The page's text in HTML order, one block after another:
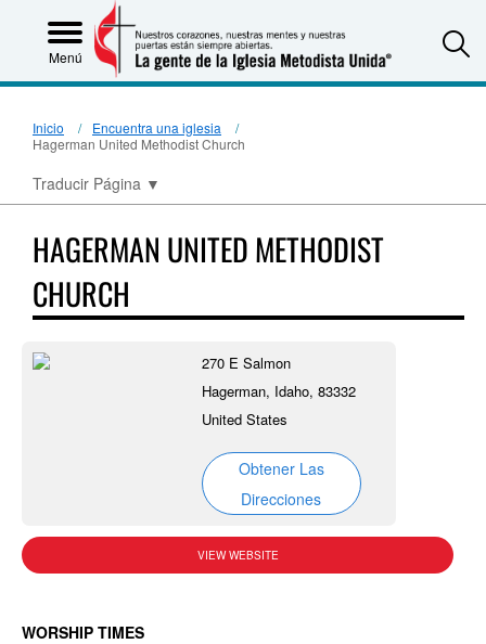
Menú
Inicio
Encuentra una iglesia
Hagerman United Methodist Church
Traducir Página ▼
HAGERMAN UNITED METHODIST
CHURCH
270 E Salmon
Hagerman, Idaho, 83332
United States
Obtener Las
Direcciones
VIEW WEBSITE
WORSHIP TIMES